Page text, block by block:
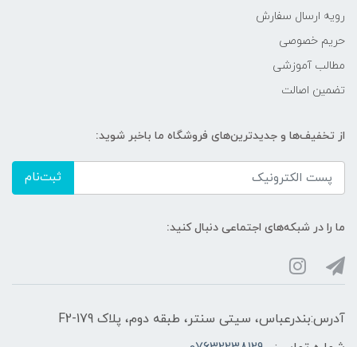
رویه ارسال سفارش
حریم خصوصی
مطالب آموزشی
تضمین اصالت
از تخفیف‌ها و جدیدترین‌های فروشگاه ما باخبر شوید:
ثبت‌نام
ما را در شبکه‌های اجتماعی دنبال کنید:
آدرس:بندرعباس، سیتی سنتر، طبقه دوم، پلاک F2-179